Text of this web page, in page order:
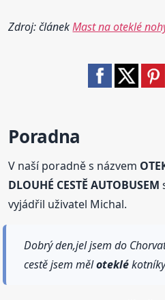
Zdroj: článekMast na oteklé
Poradna
V naší poradně s názvem
DLOUHÉ CESTĚ AUTOBUSEM
vyjádřil uživatel Michal.
Dobrý den,jel jsem do
cestě jsem měloteklé